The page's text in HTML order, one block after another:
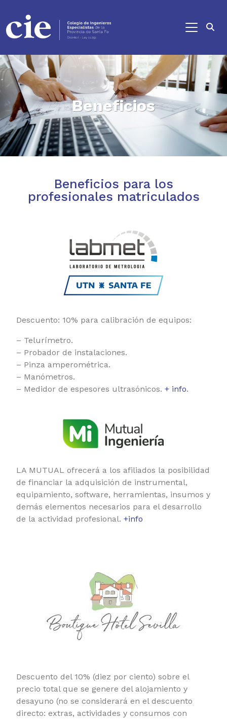
Beneficios
Beneficios para los
profesionales matriculados
Descuento: 10% para calibración de equipos:
– Telurímetro.
– Probador de instalaciones.
– Pinza amperométrica.
– Manómetros.
– Medidor de espesores ultrasónicos. + info.
LA MUTUAL ofrecerá a los afiliados la posibilidad
de financiar la adquisición de instrumental,
equipamiento, software, herramientas, insumos y
demás elementos necesarios para el desarrollo
de la actividad profesional. +info
Descuento del 10% (diez por ciento) sobre el
precio total que se genere del alojamiento y
desayuno (no se considerará en el descuento
directo: extras, actividades y consumos con